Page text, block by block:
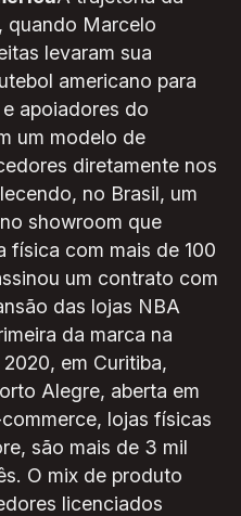
quando Marcelo
levaram sua
americano para
apoiadores do
um modelo de
diretamente nos
no Brasil, um
showroom que
física com mais de 100
um contrato com
das lojas NBA
da marca na
em Curitiba,
Alegre, aberta em
lojas físicas
são mais de 3 mil
O mix de produto
licenciados